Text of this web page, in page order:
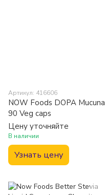
Артикул: 416606
NOW Foods DOPA Mucuna
90 Veg caps
Цену уточняйте
В наличии
Узнать цену